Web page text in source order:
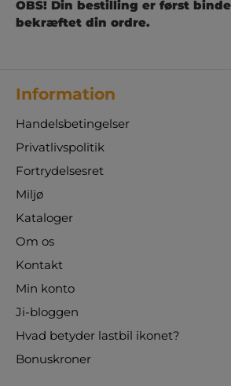
Besparelse af plads: Med
design kan du udnytte rummet
for dem, hvilket effektiviserer
holdbarhed: Ved at opbevare
på udskiftning. Invester i vores ballrack i dag
og oplev fordelene ved optimal
sportsklub eller en
ballrack hjælpe dig med at
træningsmiljø. Størrelse: Ballracken måler: 112
cm x 102 cm x 59cm Hjul
fragtgebyr
OBS! Din bestilling er først
bekræftet din ordre.
Information
Handelsbetingelser
Privatlivspolitik
Fortrydelsesret
Miljø
Kataloger
Om os
Kontakt
Min konto
Ji-bloggen
Hvad betyder lastbil ikonet?
Bonuskroner